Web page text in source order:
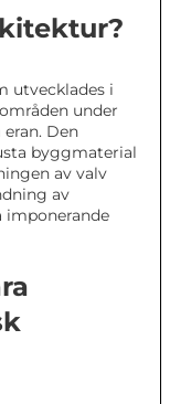
utvecklades i
under
Den
byggmaterial
av valv
av
imponerande